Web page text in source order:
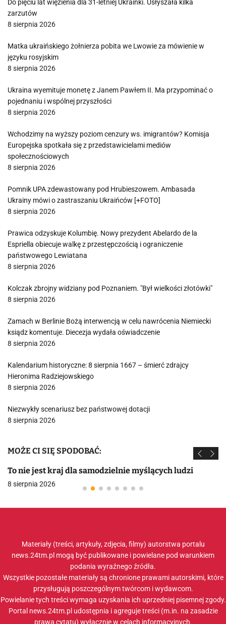
Do pięciu lat więzienia dla 31-letniej Ukrainki. Usłyszała kilka
zarzutów
8 sierpnia 2026
Matka ukraińskiego żołnierza pobita we Lwowie za mówienie w
języku rosyjskim
8 sierpnia 2026
Ukraina wyemituje monetę z Janem Pawłem II. Ma przypominać o
pojednaniu i wspólnej przyszłości
8 sierpnia 2026
Wchodzimy na wyższy poziom cenzury ws. imigrantów? Komisja
Europejska spotkała się z przedstawicielami mediów
społecznościowych
8 sierpnia 2026
Pomnik UPA zdewastowany pod Hrubieszowem. Ambasada
Ukrainy mówi o zastraszaniu Ukraińców [+FOTO]
8 sierpnia 2026
Prawica odzyskuje Kolumbię. Nowy prezydent Abelardo de la
Espriella obiecuje walkę z przestępczością i ograniczenie
państwowego Lewiatana
8 sierpnia 2026
Kolczak zbrojny widziany pod Poznaniem. "Był wielkości złotówki"
8 sierpnia 2026
Zamach w Berlinie Bożą interwencją w celu nawrócenia Niemiecki
ksiądz komentuje. Diecezja wydała oświadczenie
8 sierpnia 2026
Kalendarium historyczne: 8 sierpnia 1667 – śmierć zdrajcy
Hieronima Radziejowskiego
8 sierpnia 2026
Niezwykły scenariusz bez państwowej dotacji
8 sierpnia 2026
MOŻE CI SIĘ SPODOBAĆ:
To nie jest kraj dla samodzielnie myślących ludzi
8 sierpnia 2026
Materiały (treści, artykuły, zdjęcia, filmy) autorstwa portalu
news.24tm.pl mogą być publikowane i powielane pod warunkiem
podania wyraźnego źródła.
Wszystkie pozostałe materiały są chronione prawami autorskimi, które
przysługują poszczególnym twórcom i wydawcom.
Powielanie tych treści wymaga uzyskania ich uprzedniej pisemnej zgody.
Portal news.24tm.pl udostępnia i agreguje treści (m.in. na zasadzie
prawa cytatu) wyłącznie w celach informacyjnych.